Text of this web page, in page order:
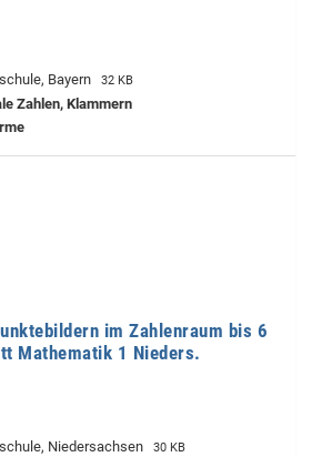
Bayern 32 KB
Zahlen, Klammern
im Zahlenraum bis 6
Mathematik 1 Nieders.
Niedersachsen 30 KB